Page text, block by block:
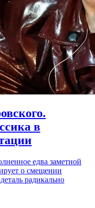
в
едва заметной
о смещении
радикально